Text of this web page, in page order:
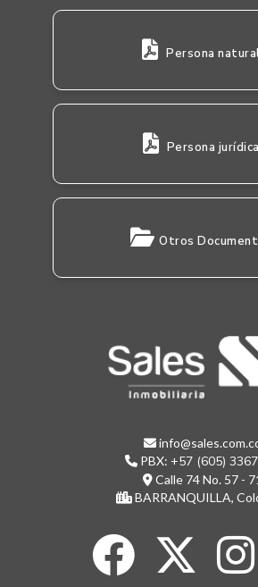
Persona
Persona jurídica
Otros
PBX: +57 (605)
Calle 74 No. 57 -
BARRANQUILLA,